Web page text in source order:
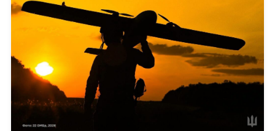
hyökkäsivät yön aikana yli 20 kertaa viidelle alueelle.
Nikopolin alueella iskuja kohdistui Nikopolin
kaupunkiin sekä […]